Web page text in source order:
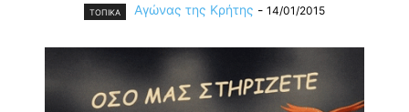
ΤΟΠΙΚΑ Αγώνας της Κρήτης - 14/01/2015